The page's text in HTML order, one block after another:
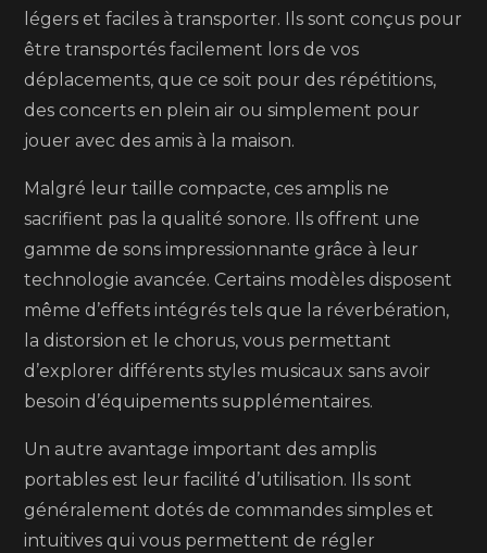
légers et faciles à transporter. Ils sont conçus pour
être transportés facilement lors de vos
déplacements, que ce soit pour des répétitions,
des concerts en plein air ou simplement pour
jouer avec des amis à la maison.
Malgré leur taille compacte, ces amplis ne
sacrifient pas la qualité sonore. Ils offrent une
gamme de sons impressionnante grâce à leur
technologie avancée. Certains modèles disposent
même d’effets intégrés tels que la réverbération,
la distorsion et le chorus, vous permettant
d’explorer différents styles musicaux sans avoir
besoin d’équipements supplémentaires.
Un autre avantage important des amplis
portables est leur facilité d’utilisation. Ils sont
généralement dotés de commandes simples et
intuitives qui vous permettent de régler